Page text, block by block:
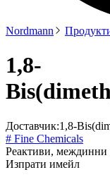
Nordmann
1,8-
Доставчик:1,8-
# Fine Chemicals
Реактиви, междинни
Изпрати имейл